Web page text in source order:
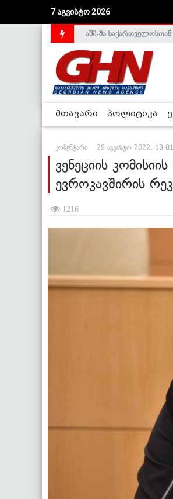
7 აგვისტო 2026
საქართველოს დე-ფაქტო
აშშ-მა
მთავარი პოლიტიკა
კომენტარი 29 აგვისტო 2022, 13:01
ვენეციის
ევროკავშირის
1216